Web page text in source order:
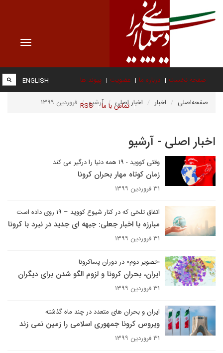
Toggle
صفحه نخست درباره ما عضویت پیوند ها
تماس با ما RSS
ENGLISH
صفحه‌اصلی اخبار اخبار اصلی آرشیو فروردین ۱۳۹۹
اخبار اصلی - آرشیو
وقتی کووید - ۱۹ همه دنیا را درگیر می کند
زمان کوتاه مهار بحران کرونا
۳۱ فروردین ۱۳۹۹
اتفاق تلخی که در کنار شیوع کووید – ۱۹ روی داده است
مبارزه با اخبار جعلی: جبهه ای جدید در نبرد با کرونا
۳۱ فروردین ۱۳۹۹
«تصویر دوم» در دوران پساکرونا
ایران، بحران کرونا و لزوم الگو شدن برای دیگران
۳۱ فروردین ۱۳۹۹
ایران و بحران های متعدد در چند ماه گذشته
ویروس کرونا جمهوری اسلامی را زمین نمی زند
۳۱ فروردین ۱۳۹۹